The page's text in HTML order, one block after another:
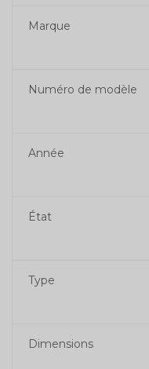
Marque
Numéro de modèle
Année
État
Type
Dimensions